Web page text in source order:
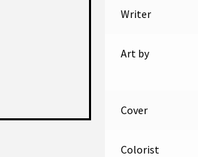
Writer
Art by
Cover
Colorist